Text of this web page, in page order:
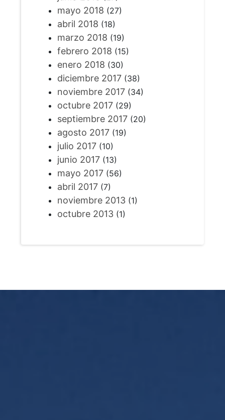
mayo 2018 (27)
abril 2018 (18)
marzo 2018 (19)
febrero 2018 (15)
enero 2018 (30)
diciembre 2017(38)
noviembre 2017(34)
octubre 2017(29)
septiembre 2017(20)
agosto 2017(19)
julio 2017(10)
junio 2017(13)
mayo 2017(56)
abril 2017(7)
noviembre 2013(1)
octubre 2013(1)